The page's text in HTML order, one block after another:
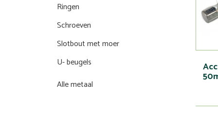
Ringen
Schroeven
Slotbout met moer
U- beugels
Alle metaal